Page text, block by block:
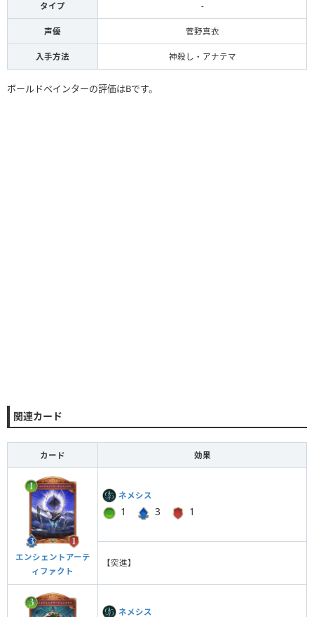
タイプ -
声優 菅野真衣
入手方法 神殺し・アナテマ
ボールドペインターの評価はBです。
関連カード
カード 効果
エンシェントアーテ
ィファクト
ネメシス
1 3 1
【突進】
ネメシス